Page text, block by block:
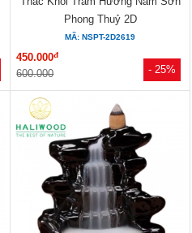
- 25%
Phong Thuỷ 2D
MÃ: NSPT-2D2619
450.000đ
600.000